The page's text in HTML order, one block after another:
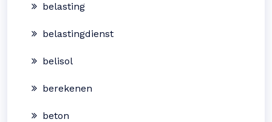
belasting
belastingdienst
belisol
berekenen
beton